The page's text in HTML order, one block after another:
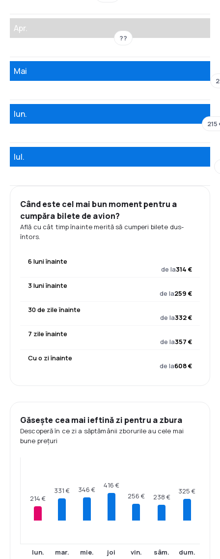
Apr.
??
Mai
Iun.
215
Iul.
Când este cel mai bun moment pentru a
cumpăra bilete de avion?
Află cu cât timp înainte merită să cumperi bilete dus-
întors.
6 luni înainte
de la314 €
3 luni înainte
de la259 €
30 de zile înainte
de la332 €
7 zile înainte
de la357 €
Cu o zi înainte
de la608 €
Găsește cea mai ieftină zi pentru a zbura
Descoperă în ce zi a săptămânii zborurile au cele mai
bune prețuri
214 €
lun.
331 €
mar.
346 €
mie.
416 €
joi
256 €
vin.
238 €
sâm.
325 €
dum.